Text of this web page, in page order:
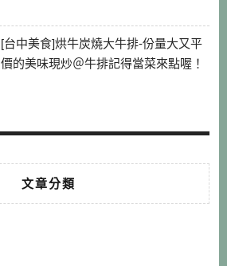
[台中美食]烘牛炭燒大牛排-份量大又平
價的美味現炒＠牛排記得當菜來點喔！
文章分類